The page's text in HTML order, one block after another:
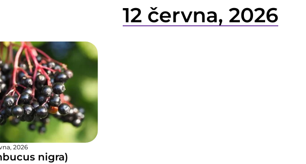
12 června, 2026
2026
nigra)